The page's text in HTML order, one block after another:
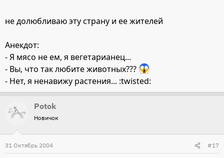
не долюбливаю эту страну и ее жителей
Анекдот:
- Я мясо не ем, я вегетарианец...
- Вы, что так любите животных???
- Нет, я ненавижу растения... :twisted:
Potok
Новичок
31 Октябрь 2004 #17